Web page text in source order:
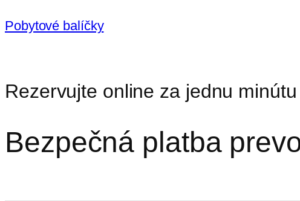
Pobytové balíčky
Rezervujte online za jednu minútu
Bezpečná platba